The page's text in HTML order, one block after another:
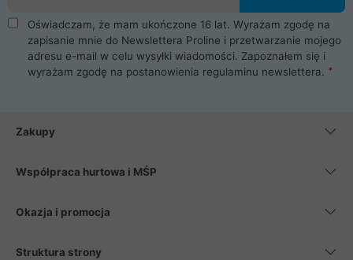
Oświadczam, że mam ukończone 16 lat. Wyrażam zgodę na
zapisanie mnie do Newslettera Proline i przetwarzanie mojego
adresu e-mail w celu wysyłki wiadomości. Zapoznałem się i
wyrażam zgodę na postanowienia regulaminu newslettera.
Zakupy
Współpraca hurtowa i MŚP
Okazja i promocja
Struktura strony